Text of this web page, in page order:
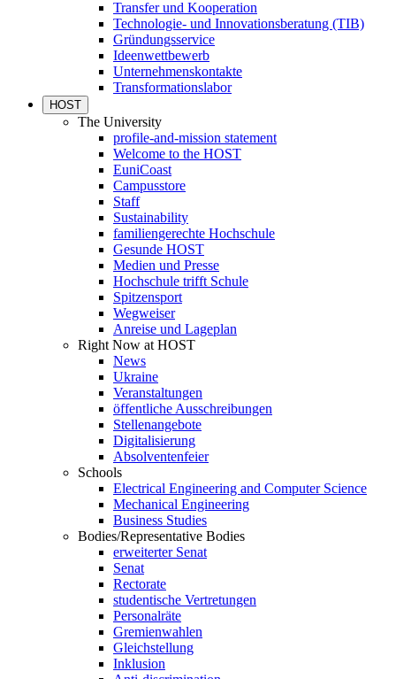
Transfer und Kooperation
Technologie- und Innovationsberatung (TIB)
Gründungsservice
Ideenwettbewerb
Unternehmenskontakte
Transformationslabor
HOST
The University
profile-and-mission statement
Welcome to the HOST
EuniCoast
Campusstore
Staff
Sustainability
familiengerechte Hochschule
Gesunde HOST
Medien und Presse
Hochschule trifft Schule
Spitzensport
Wegweiser
Anreise und Lageplan
Right Now at HOST
News
Ukraine
Veranstaltungen
öffentliche Ausschreibungen
Stellenangebote
Digitalisierung
Absolventenfeier
Schools
Electrical Engineering and Computer Science
Mechanical Engineering
Business Studies
Bodies/Representative Bodies
erweiterter Senat
Senat
Rectorate
studentische Vertretungen
Personalräte
Gremienwahlen
Gleichstellung
Inklusion